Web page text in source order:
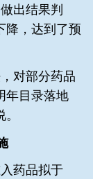
出结果判
降，达到了预
对部分药品
年目录落地
药品拟于